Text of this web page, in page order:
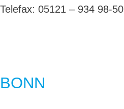
Telefax: 05121 – 934 98-50
BONN